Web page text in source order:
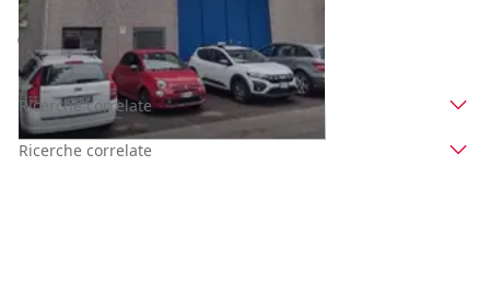
Annuncio scaduto
Codice annuncio:
Ricerche correlate
Ricerche correlate